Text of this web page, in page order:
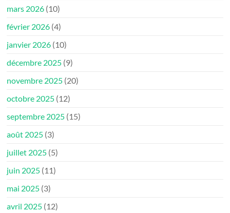
mars 2026 (10)
février 2026 (4)
janvier 2026 (10)
décembre 2025 (9)
novembre 2025 (20)
octobre 2025 (12)
septembre 2025 (15)
août 2025 (3)
juillet 2025 (5)
juin 2025 (11)
mai 2025 (3)
avril 2025 (12)